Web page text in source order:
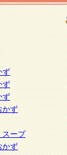
ただけない場
対応ができな
ず
ず
ず
かず
スープ
かず